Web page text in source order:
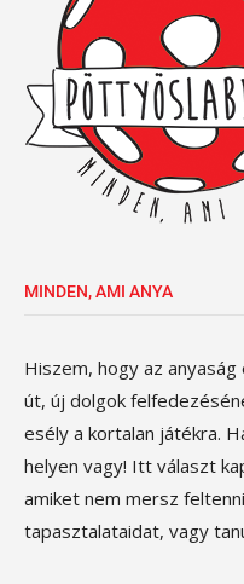
MINDEN, AMI ANYA
Hiszem, hogy az
út, új dolgok
esély a kortalan játékra.
helyen vagy! Itt választ
amiket nem mersz
tapasztalataidat, vagy